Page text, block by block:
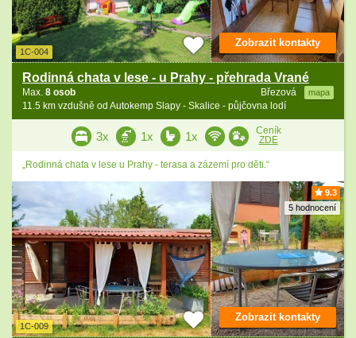
1C-004
Rodinná chata v lese - u Prahy - přehrada Vrané
Březová mapa
Max. 8 osob
11.5 km vzdušně od Autokemp Slapy - Skalice - půjčovna lodí
Zobrazit kontakty
3x 1x 1x
Ceník
ZDE
„Rodinná chata v lese u Prahy - terasa a zázemí pro děti.“
9.3
5 hodnocení
1C-009
Zobrazit kontakty